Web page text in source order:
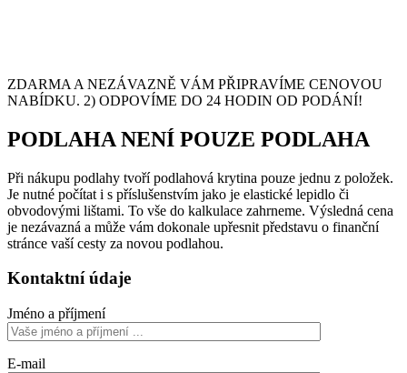
ZDARMA A NEZÁVAZNĚ VÁM PŘIPRAVÍME CENOVOU
NABÍDKU. 2) ODPOVÍME DO 24 HODIN OD PODÁNÍ!
PODLAHA NENÍ POUZE PODLAHA
Při nákupu podlahy tvoří podlahová krytina pouze jednu z položek.
Je nutné počítat i s příslušenstvím jako je elastické lepidlo či
obvodovými lištami. To vše do kalkulace zahrneme. Výsledná cena
je nezávazná a může vám dokonale upřesnit představu o finanční
stránce vaší cesty za novou podlahou.
Kontaktní údaje
Jméno a příjmení
E-mail